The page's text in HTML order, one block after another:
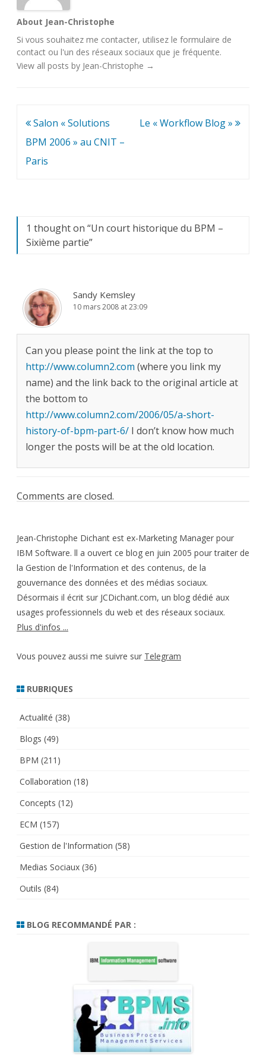
About Jean-Christophe
Si vous souhaitez me contacter, utilisez le formulaire de
contact ou l'un des réseaux sociaux que je fréquente.
View all posts by Jean-Christophe →
Navigation
de
l’article
Salon « Solutions
BPM 2006 » au CNIT –
Paris
Le « Workflow Blog »
1 thought on “Un court historique du BPM –
Sixième partie”
Sandy Kemsley
10 mars 2008 at 23:09
Can you please point the link at the top to
http://www.column2.com (where you link my
name) and the link back to the original article at
the bottom to
http://www.column2.com/2006/05/a-short-
history-of-bpm-part-6/ I don’t know how much
longer the posts will be at the old location.
Comments are closed.
Jean-Christophe Dichant est ex-Marketing Manager pour
IBM Software. ll a ouvert ce blog en juin 2005 pour traiter de
la Gestion de l'Information et des contenus, de la
gouvernance des données et des médias sociaux.
Désormais il écrit sur JCDichant.com, un blog dédié aux
usages professionnels du web et des réseaux sociaux.
Plus d'infos ...
Vous pouvez aussi me suivre sur Telegram
RUBRIQUES
Actualité (38)
Blogs (49)
BPM (211)
Collaboration (18)
Concepts (12)
ECM (157)
Gestion de l'Information (58)
Medias Sociaux (36)
Outils (84)
BLOG RECOMMANDÉ PAR :